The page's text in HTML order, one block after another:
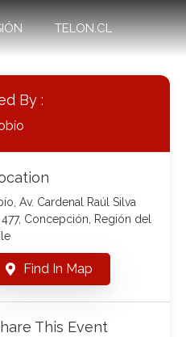
TELON.CL
By :
Av. Cardenal Raúl Silva
Concepción, Región del
Find In Map
This Event